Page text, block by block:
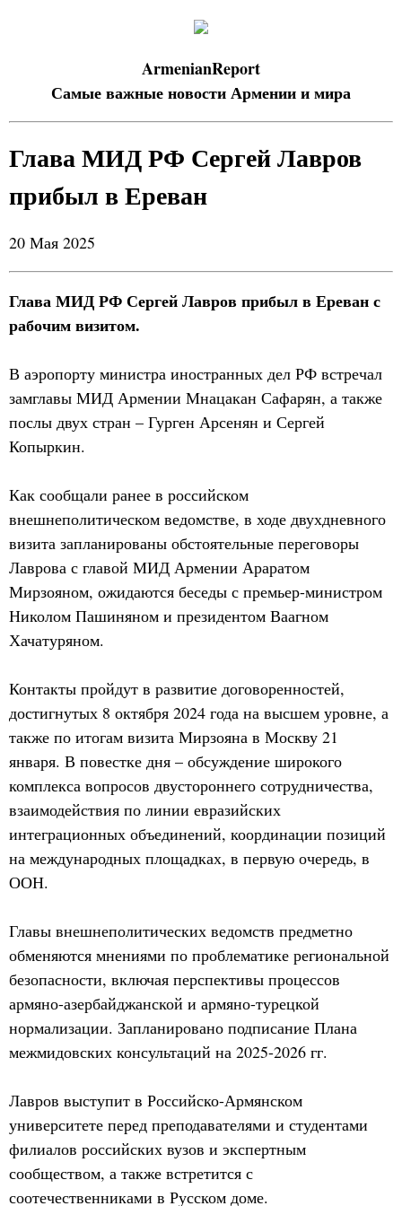
ArmenianReport
Самые важные новости Армении и мира
Глава МИД РФ Сергей Лавров
прибыл в Ереван
20 Мая 2025
Глава МИД РФ Сергей Лавров прибыл в Ереван с
рабочим визитом.
В аэропорту министра иностранных дел РФ встречал
замглавы МИД Армении Мнацакан Сафарян, а также
послы двух стран – Гурген Арсенян и Сергей
Копыркин.
Как сообщали ранее в российском
внешнеполитическом ведомстве, в ходе двухдневного
визита запланированы обстоятельные переговоры
Лаврова с главой МИД Армении Араратом
Мирзояном, ожидаются беседы с премьер-министром
Николом Пашиняном и президентом Ваагном
Хачатуряном.
Контакты пройдут в развитие договоренностей,
достигнутых 8 октября 2024 года на высшем уровне, а
также по итогам визита Мирзояна в Москву 21
января. В повестке дня – обсуждение широкого
комплекса вопросов двустороннего сотрудничества,
взаимодействия по линии евразийских
интеграционных объединений, координации позиций
на международных площадках, в первую очередь, в
ООН.
Главы внешнеполитических ведомств предметно
обменяются мнениями по проблематике региональной
безопасности, включая перспективы процессов
армяно-азербайджанской и армяно-турецкой
нормализации. Запланировано подписание Плана
межмидовских консультаций на 2025-2026 гг.
Лавров выступит в Российско-Армянском
университете перед преподавателями и студентами
филиалов российских вузов и экспертным
сообществом, а также встретится с
соотечественниками в Русском доме.